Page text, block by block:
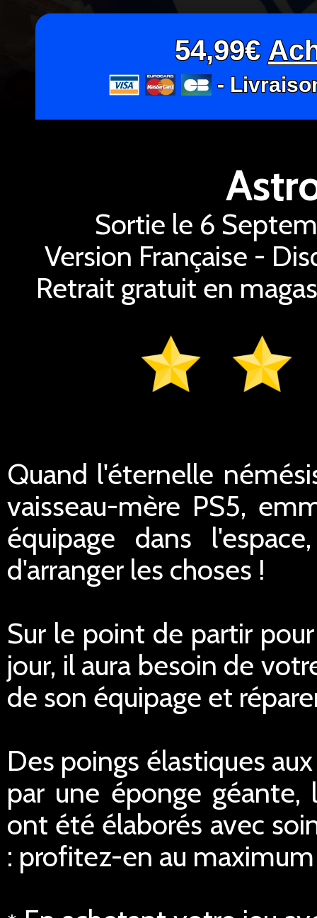
54,99€
-
Sortie le 6
Version Française -
Retrait gratuit en
Quand l'éternelle
vaisseau-mère PS5,
équipage dans
d'arranger les choses !
Sur le point de partir
jour, il aura besoin de
de son équipage et
Des poings élastiques
par une éponge géante,
ont été élaborés avec
: profitez-en au